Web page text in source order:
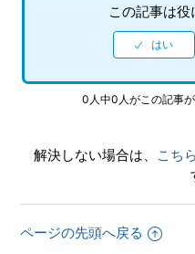
ーは別々になりますか
【PS5/SHINOBI 復讐の斬
ますか
すか
【PS5/SHINOBI 復讐の斬撃
この記事は役
0人中0人がこの記事
解決しない場合は、 こちら
ページの先頭へ戻る